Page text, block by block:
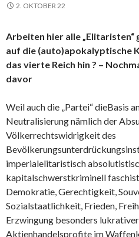
2. OKTOBER 22
Arbeiten hier alle „Elitaristen“
auf die (auto)apokalyptische
das vierte Reich hin ? –
davor
Weil auch die „Partei“ dieBasis
Neutralisierung nämlich der
Völkerrechtswidrigkeit des
imperialelitaristisch
kapitalschwerstkriminell
Demokratie, Gerechtigkeit,
Sozialstaatlichkeit, Frieden,
Erzwingung besonders
Aktienhandelsprofite im